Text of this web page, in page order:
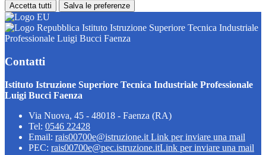
Accetta tutti Salva le preferenze
Istituto Istruzione Superiore Tecnica Industriale
Professionale Luigi Bucci Faenza
Contatti
Istituto Istruzione Superiore Tecnica Industriale Professionale
Luigi Bucci Faenza
Via Nuova, 45 - 48018 - Faenza (RA)
Tel: 0546 22428
Email: rais00700e@istruzione.it Link per inviare una mail
PEC: rais00700e@pec.istruzione.itLink per inviare una mail